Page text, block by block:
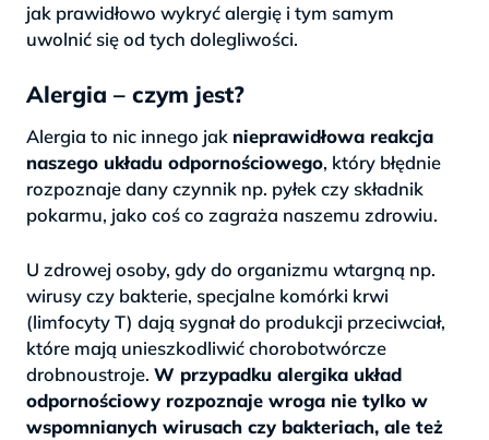
jak prawidłowo wykryć alergię i tym samym
uwolnić się od tych dolegliwości.
Alergia – czym jest?
Alergia to nic innego jak nieprawidłowa reakcja
naszego układu odpornościowego, który błędnie
rozpoznaje dany czynnik np. pyłek czy składnik
pokarmu, jako coś co zagraża naszemu zdrowiu.
U zdrowej osoby, gdy do organizmu wtargną np.
wirusy czy bakterie, specjalne komórki krwi
(limfocyty T) dają sygnał do produkcji przeciwciał,
które mają unieszkodliwić chorobotwórcze
drobnoustroje. W przypadku alergika układ
odpornościowy rozpoznaje wroga nie tylko w
wspomnianych wirusach czy bakteriach, ale też